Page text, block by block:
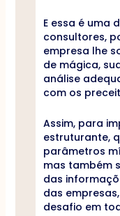
E essa é uma
consultores,
empresa lhe
de mágica,
análise
com os
Assim, para
estruturante,
parâmetros
mas também
das
das
desafio em